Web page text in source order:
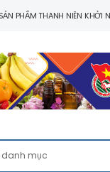
PHẨM THANH NIÊN KHỞI